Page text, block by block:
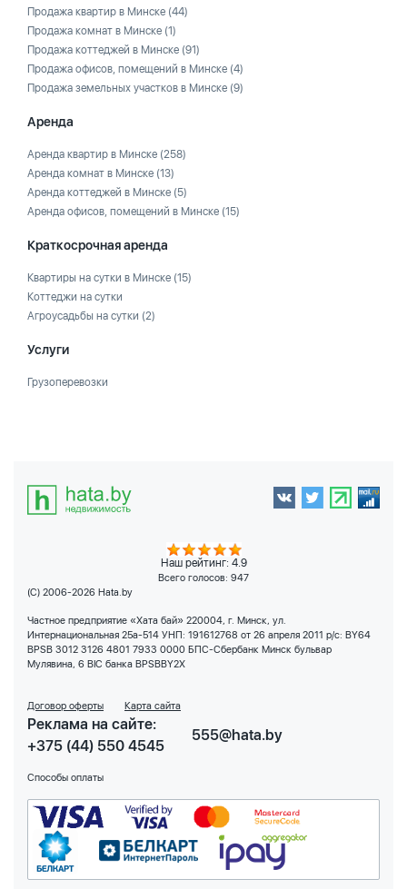
Продажа квартир в Минске (44)
Продажа комнат в Минске (1)
Продажа коттеджей в Минске (91)
Продажа офисов, помещений в Минске (4)
Продажа земельных участков в Минске (9)
Аренда
Аренда квартир в Минске (258)
Аренда комнат в Минске (13)
Аренда коттеджей в Минске (5)
Аренда офисов, помещений в Минске (15)
Краткосрочная аренда
Квартиры на сутки в Минске (15)
Коттеджи на сутки
Агроусадьбы на сутки (2)
Услуги
Грузоперевозки
Наш рейтинг: 4.9
Всего голосов: 947
(C) 2006-2026 Hata.by
Частное предприятие «Хата бай» 220004, г. Минск, ул.
Интернациональная 25а-514 УНП: 191612768 от 26 апреля 2011 р/с: BY64
BPSB 3012 3126 4801 7933 0000 БПС-Сбербанк Минск бульвар
Мулявина, 6 BIC банка BPSBBY2X
Договор оферты Карта сайта
Реклама на сайте:
+375 (44) 550 4545
555@hata.by
Способы оплаты